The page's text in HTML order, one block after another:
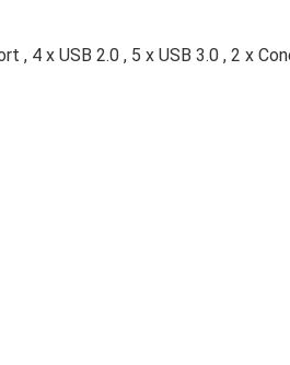
, 4 x USB 2.0 , 5 x USB 3.0 , 2 x